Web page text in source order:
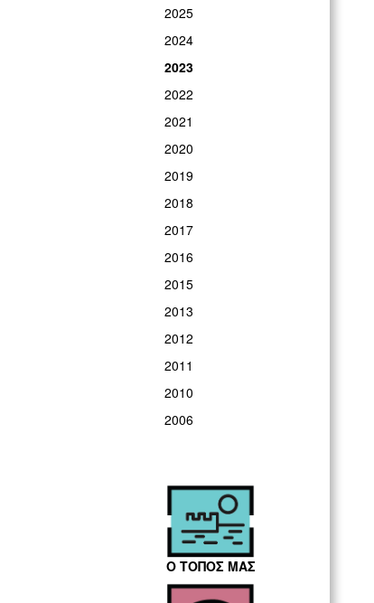
2025
2024
2023
2022
2021
2020
2019
2018
2017
2016
2015
2013
2012
2011
2010
2006
Ο ΤΟΠΟΣ ΜΑΣ